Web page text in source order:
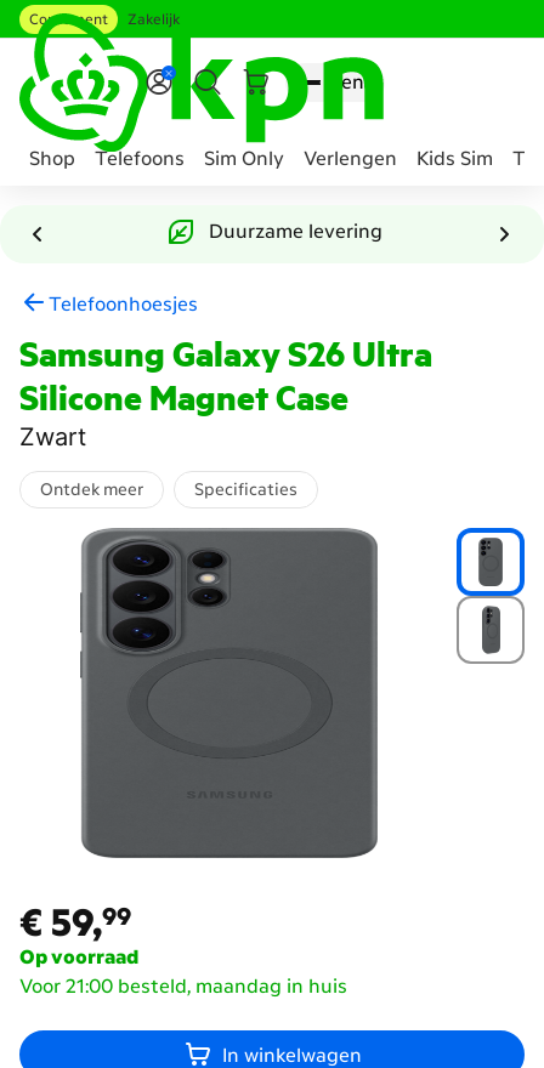
Ga naar hoofdinhoud
Consument Zakelijk
Menu
Shop Telefoons Sim Only Verlengen Kids Sim
naar
Duurzame levering
Telefoonhoesjes
Samsung Galaxy S26 Ultra
Silicone Magnet Case
Zwart
Ontdek meer Specificaties
€ 59,
€ 59,99
99
Op voorraad
Voor 21:00 besteld, maandag in huis
In winkelwagen